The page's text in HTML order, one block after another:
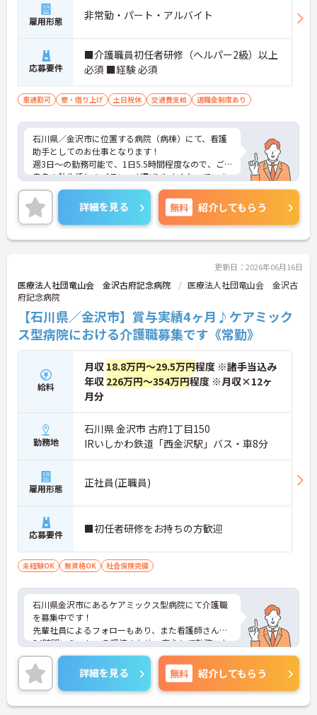
雇用形態 非常勤・パート・アルバイト
応募要件
■介護職員初任者研修（ヘルパー2級）以上
必須 ■経験 必須
車通勤可 寮・借り上げ 土日祝休 交通費支給 退職金制度あり
石川県／金沢市に位置する病院（病棟）にて、看護
助手としてのお仕事となります！
週3日～の勤務可能で、1日5.5時間程度なので、ご
自身の私生活とのバランスが取りやすくなっていま
す！単身用社宅等もありますので、安心してお仕事
できます♪
ご興味ある方は面接ポイントをお伝えしますので、
お気軽にお問い合わせください♪
詳細を見る 無料 紹介してもらう
更新日：2026年06月16日
医療法人社団竜山会 金沢古府記念病院
医療法人社団竜山会 金沢古
府記念病院
【石川県／金沢市】賞与実績4ヶ月♪ケアミック
ス型病院における介護職募集です《常勤》
給料
月収 18.8万円～29.5万円程度 ※諸手当込み
年収 226万円～354万円程度 ※月収×12ヶ
月分
勤務地
石川県 金沢市 古府1丁目150
IRいしかわ鉄道「西金沢駅」バス・車8分
雇用形態 正社員(正職員)
応募要件 ■初任者研修をお持ちの方歓迎
未経験OK 無資格OK 社会保険完備
石川県金沢市にあるケアミックス型病院にて介護職
を募集中です！
先輩社員によるフォローもあり、また看護師さんが
24時間いらっしゃる環境のため、安心して勤務いた
だけます◎
ご興味ある方には、面接対策ポイントなど、詳細を
お話しいたしますのでお気軽にご相談ください。
詳細を見る 無料 紹介してもらう